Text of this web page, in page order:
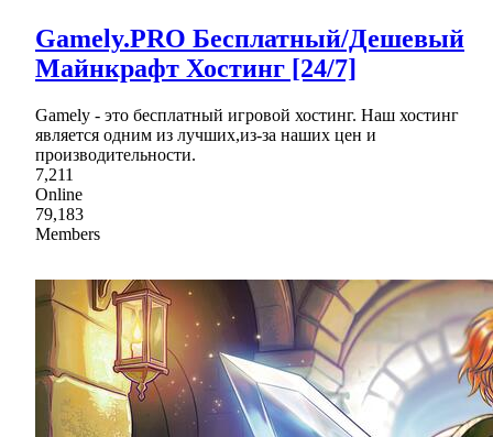
Gamely.PRO Бесплатный/Дешевый
Майнкрафт Хостинг [24/7]
Gamely - это бесплатный игровой хостинг. Наш хостинг
является одним из лучших,из-за наших цен и
производительности.
7,211
Online
79,183
Members